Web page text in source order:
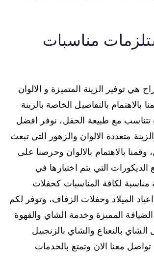
مناسبات
هي توفير الزينة المتميزة و الالوان
بالاهتمام بالتفاصيل الخاصة بالزينة
تتناسب مع طبيعة الحفل، نوفر افضل
متعددة الالوان والزهور التي تبعث
بالاهتمام بالالوان وحرصنا على
الديكورات التي يتم اختيارها في
مناسبة لكافة المناسبات كحفلات
الميلاد وحفلات الزفاف، وتوفر لكم
المميزة وخدمة الشاي والقهوة
الشاي بالنعناع والشاي بالزنجبيل
تواصل معنا الان وتمتع بالخدمات